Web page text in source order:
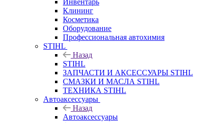
Инвентарь
Клининг
Косметика
Оборудование
Профессиональная автохимия
STIHL
Назад
STIHL
ЗАПЧАСТИ И АКСЕССУАРЫ STIHL
СМАЗКИ И МАСЛА STIHL
ТЕХНИКА STIHL
Автоаксессуары
Назад
Автоаксессуары